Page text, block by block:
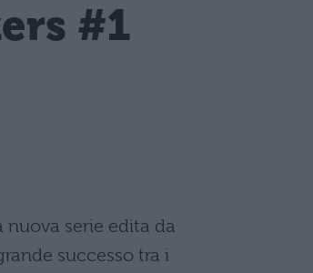
#1
serie edita da
successo tra i